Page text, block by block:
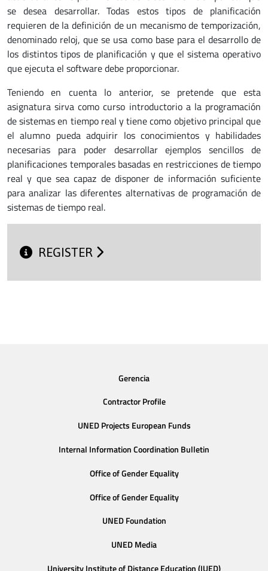
se desea desarrollar. Todas estos tipos de planificación
requieren de la definición de un mecanismo de temporización,
denominado reloj, que se usa como base para el desarrollo de
los distintos tipos de planificación y que el sistema operativo
que ejecuta el software debe proporcionar.
Teniendo en cuenta lo anterior, se pretende que esta
asignatura sirva como curso introductorio a la programación
de sistemas en tiempo real y tiene como objetivo principal que
el alumno pueda adquirir los conocimientos y habilidades
necesarias para poder desarrollar ejemplos sencillos de
planificaciones temporales basadas en restricciones de tiempo
real y que sea capaz de disponer de información suficiente
para analizar las diferentes alternativas de programación de
sistemas de tiempo real.
REGISTER
Gerencia
Contractor Profile
UNED Projects European Funds
Internal Information Coordination Bulletin
Office of Gender Equality
Office of Gender Equality
UNED Foundation
UNED Media